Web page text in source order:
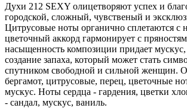
Духи 212 SEXY олицетворяют успех и
городской, сложный, чувственый и
Цитрусовые ноты органично сплетаются с
цветочный аккорд гармонирует с
насыщенность композиции придает
создание запаха, который может стать
спутником свободной и сильной женщин.
бергамот, цитрусовые, перец, цветочные
мускус. Ноты сердца - гардения, цветки
- сандал, мускус, ваниль.